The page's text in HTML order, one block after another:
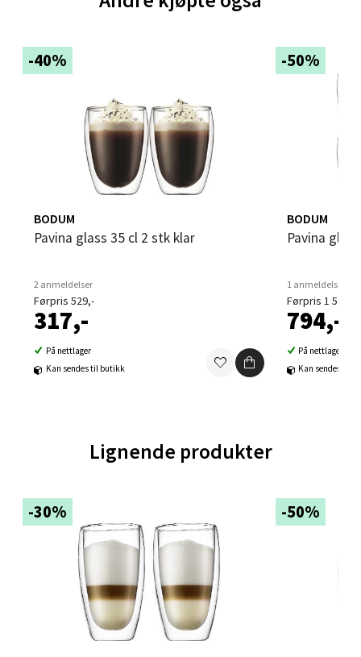
-40%
BODUM
Pavina glass 35 cl 2 stk klar
2 anmeldelser
Førpris 529,-
317,-
På nettlager
Kan sendes til butikk
-50%
BODUM
Pavina
1 anmeldelse
Førpris 1 587,-
794,-
På nettlager
Kan sendes til
Lignende produkter
-30% -50%
Åpent i dag 10-21
0 i butikk
Bergen - Thon Senter Sartor
Sartorvegen 12, 5353 Straume
0 i butikk
Velg
Falkenborgveien 5, 7044 Trondheim
Åpent i dag 09-21
Ski - Thon Senter Ski